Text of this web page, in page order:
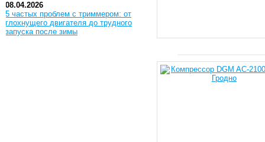
08.04.2026
5 частых проблем с триммером: от
глохнущего двигателя до трудного
запуска после зимы